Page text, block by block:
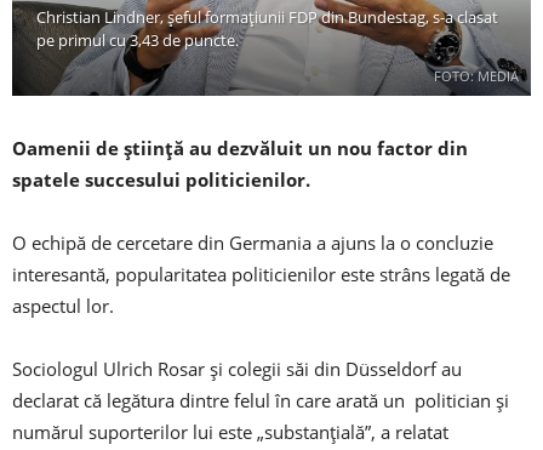
FOTO: MEDIA
Christian Lindner, șeful formațiunii FDP din Bundestag, s-a clasat
pe primul cu 3,43 de puncte.
Oamenii de știință au dezvăluit un nou factor din
spatele succesului politicienilor.
O echipă de cercetare din Germania a ajuns la o concluzie
interesantă, popularitatea politicienilor este strâns legată de
aspectul lor.
Sociologul Ulrich Rosar și colegii săi din Düsseldorf au
declarat că legătura dintre felul în care arată un politician și
numărul suporterilor lui este „substanțială”, a relatat